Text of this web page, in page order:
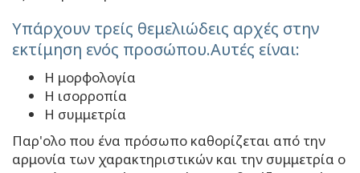
Υπάρχουν τρείς θεμελιώδεις αρχές στην
εκτίμηση ενός προσώπου.Αυτές είναι:
Η μορφολογία
Η ισορροπία
Η συμμετρία
Παρ'ολο που ένα πρόσωπο καθορίζεται από την
αρμονία των χαρακτηριστικών και την συμμετρία ο